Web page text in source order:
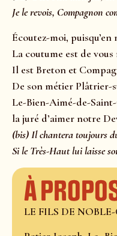
Je le revois, Compagnon
Écoutez-moi,
La coutume est de
Il est Breton et
De son métier Plâtrier-
Le-Bien-Aimé-de-
la juré d’aimer notre
(bis) Il chantera toujours
Si le Très-Haut lui laisse
À
LE FILS DE